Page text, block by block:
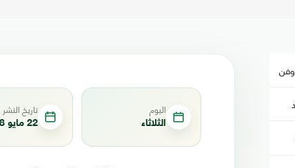
اليوم
الثلاثاء
تاريخ النشر
22 مايو 2018